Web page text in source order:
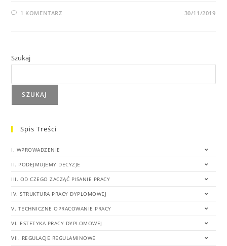
1 KOMENTARZ 30/11/2019
Szukaj
SZUKAJ
Spis Treści
I. WPROWADZENIE
II. PODEJMUJEMY DECYZJE
III. OD CZEGO ZACZĄĆ PISANIE PRACY
IV. STRUKTURA PRACY DYPLOMOWEJ
V. TECHNICZNE OPRACOWANIE PRACY
VI. ESTETYKA PRACY DYPLOMOWEJ
VII. REGULACJE REGULAMINOWE